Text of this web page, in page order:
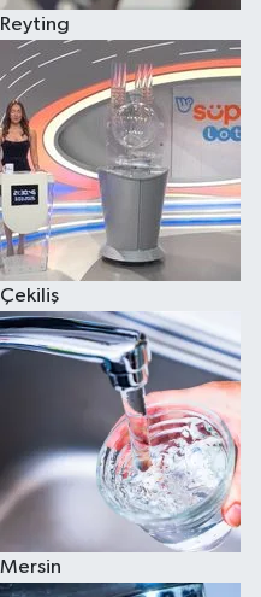
Reyting
Çekiliş
Mersin